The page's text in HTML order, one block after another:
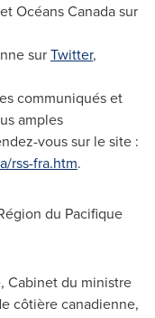
OcéansCanadasur
surTwitter,
communiqués et
amples
vous sur le site :
rss-fra.htm.
du Pacifique
Cabinet du ministre
côtière canadienne,